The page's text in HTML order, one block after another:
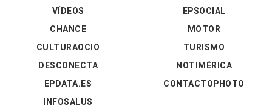
VÍDEOS
EPSOCIAL
CHANCE
CULTURAOCIO
DESCONECTA
EPDATA.ES
INFOSALUS
MOTOR
TURISMO
NOTIMÉRICA
CONTACTOPHOTO